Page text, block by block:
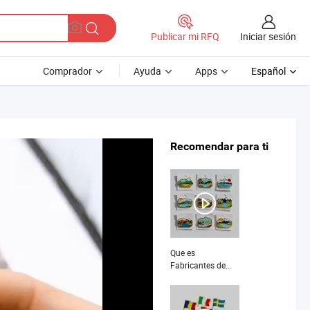
Publicar mi RFQ Iniciar sesión
Comprador Ayuda Apps Español
Recomendar para ti
Que es
Fabricantes de
Animados Lindos